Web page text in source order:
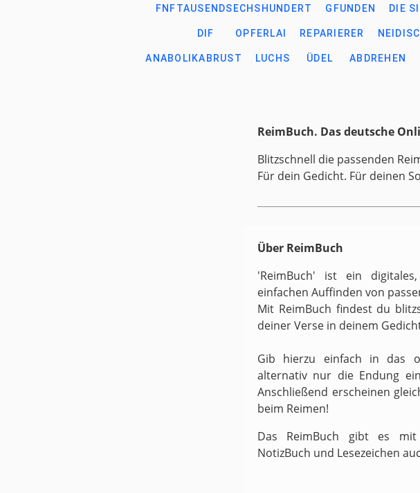
FNFTAUSENDSECHSHUNDERT GFUNDEN DIE
DIF OPFERLAI REPARIERER
ANABOLIKABRUST LUCHS ÜDEL ABDREHEN
ReimBuch. Das deutsche
Blitzschnell die passenden
Für dein Gedicht. Für deinen
Über ReimBuch
'ReimBuch' ist ein
einfachen Auffinden von
Mit ReimBuch findest du
deiner Verse in deinem
Gib hierzu einfach in das
alternativ nur die Endung
Anschließend erscheinen
beim Reimen!
Das ReimBuch gibt es mit
NotizBuch und Lesezeichen